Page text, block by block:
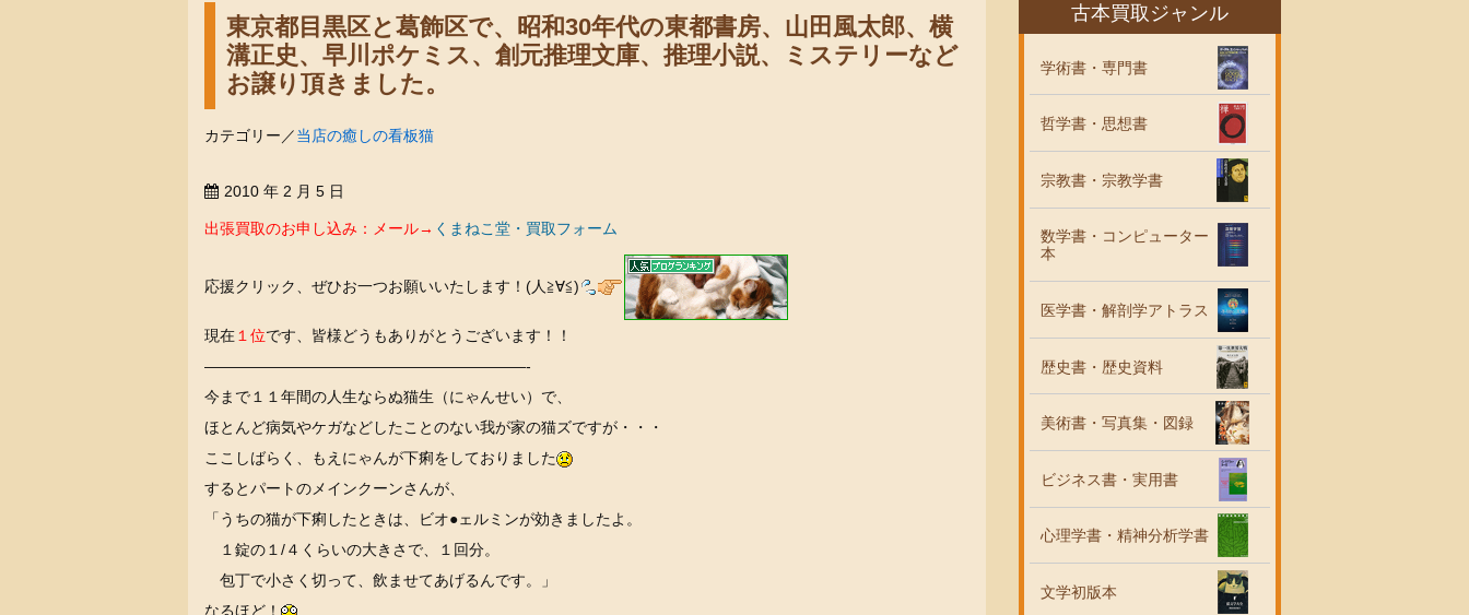
東京都目黒区と葛飾区で、昭和30年代の東都書房、山田風太郎、横
溝正史、早川ポケミス、創元推理文庫、推理小説、ミステリーなど
お譲り頂きました。
カテゴリー／当店の癒しの看板猫
2010 年 2 月 5 日
出張買取のお申し込み：メール→ くまねこ堂・買取フォーム
応援クリック、ぜひお一つお願いいたします！(人≧∀≦)
現在１位です、皆様どうもありがとうございます！！
—————————————————————-
今まで１１年間の人生ならぬ猫生（にゃんせい）で、
ほとんど病気やケガなどしたことのない我が家の猫ズですが・・・
ここしばらく、もえにゃんが下痢をしておりました
するとパートのメインクーンさんが、
「うちの猫が下痢したときは、ビオ●ェルミンが効きましたよ。
１錠の１/４くらいの大きさで、１回分。
包丁で小さく切って、飲ませてあげるんです。」
なるほど！
古本買取ジャンル
学術書・専門書
哲学書・思想書
宗教書・宗教学書
数学書・コンピューター
本
医学書・解剖学アトラス
歴史書・歴史資料
美術書・写真集・図録
ビジネス書・実用書
心理学書・精神分析学書
文学初版本